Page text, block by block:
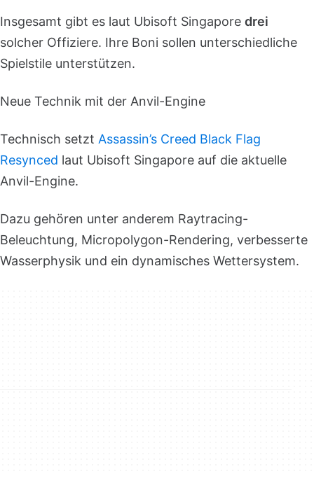
Insgesamt gibt es laut Ubisoft Singapore drei
solcher Offiziere. Ihre Boni sollen unterschiedliche
Spielstile unterstützen.
Neue Technik mit der Anvil-Engine
Technisch setzt Assassin’s Creed Black Flag
Resynced laut Ubisoft Singapore auf die aktuelle
Anvil-Engine.
Dazu gehören unter anderem Raytracing-
Beleuchtung, Micropolygon-Rendering, verbesserte
Wasserphysik und ein dynamisches Wettersystem.